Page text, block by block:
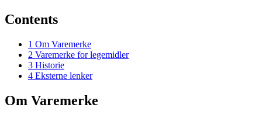
Contents
1 Om Varemerke
2 Varemerke for legemidler
3 Historie
4 Eksterne lenker
Om Varemerke